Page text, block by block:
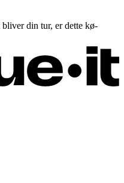
din tur, er dette kø-